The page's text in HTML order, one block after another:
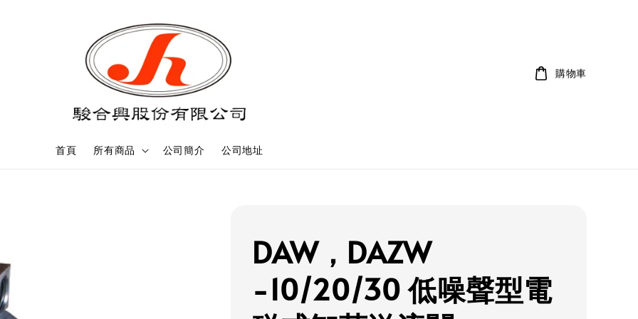
首頁 所有商品 公司簡介 公司地址
購物車
DAW，DAZW
-10/20/30 低噪聲型電